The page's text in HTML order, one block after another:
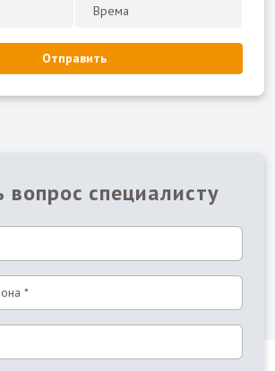
Отправить
вопрос специалисту